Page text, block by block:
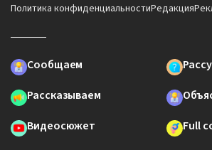
Политика конфиденциальностиРедакция
Сообщаем
Рассказываем
Видеосюжет
Full